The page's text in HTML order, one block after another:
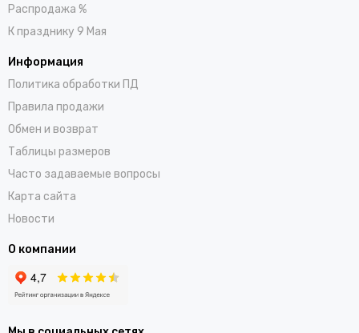
Распродажа %
К празднику 9 Мая
Информация
Политика обработки ПД
Правила продажи
Обмен и возврат
Таблицы размеров
Часто задаваемые вопросы
Карта сайта
Новости
О компании